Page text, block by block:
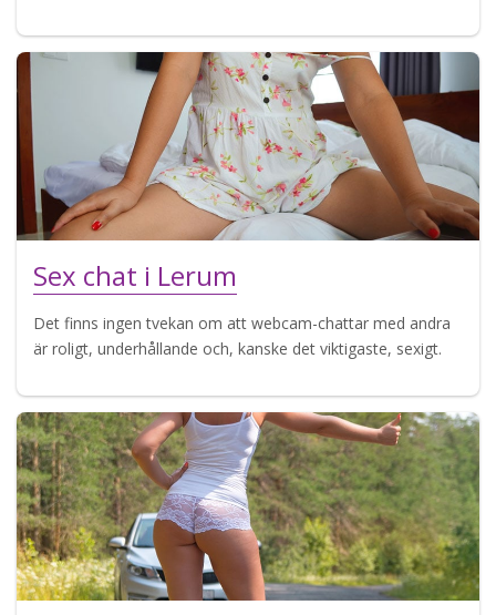
Sex chat i Lerum
Det finns ingen tvekan om att webcam-chattar med andra
är roligt, underhållande och, kanske det viktigaste, sexigt.